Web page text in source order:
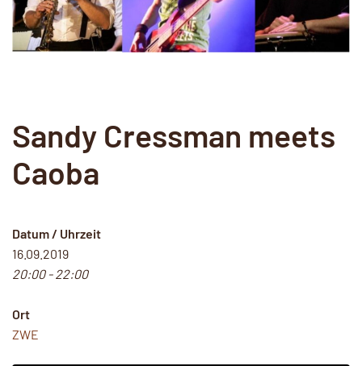
Sandy Cressman meets
Caoba
Datum / Uhrzeit
16.09.2019
20:00 - 22:00
Ort
ZWE